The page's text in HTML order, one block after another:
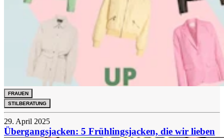
FRAUEN
STILBERATUNG
29. April 2025
Übergangsjacken: 5 Frühlingsjacken, die wir lieben